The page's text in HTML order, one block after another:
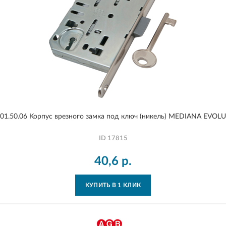
Корпус врезного замка под ключ (никель) MEDIANA
ID 17815
40,6 р.
КУПИТЬ В 1 КЛИК